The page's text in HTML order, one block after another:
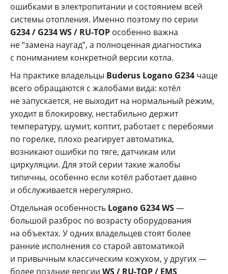
ошибками в электропитании и состоянием всей
системы отопления. Именно поэтому по серии
G234 / G234 WS / RU-TOP особенно важна
не “замена наугад”, а полноценная диагностика
с пониманием конкретной версии котла.
На практике владельцы Buderus Logano G234 чаще
всего обращаются с жалобами вида: котёл
не запускается, не выходит на нормальный режим,
уходит в блокировку, нестабильно держит
температуру, шумит, коптит, работает с перебоями
по горелке, плохо реагирует автоматика,
возникают ошибки по тяге, датчикам или
циркуляции. Для этой серии такие жалобы
типичны, особенно если котёл работает давно
и обслуживается нерегулярно.
Отдельная особенность Logano G234 WS—
большой разброс по возрасту оборудования
на объектах. У одних владельцев стоят более
ранние исполнения со старой автоматикой
и привычным классическим кожухом, у других —
более поздние версии WS / RU-TOP / EMS